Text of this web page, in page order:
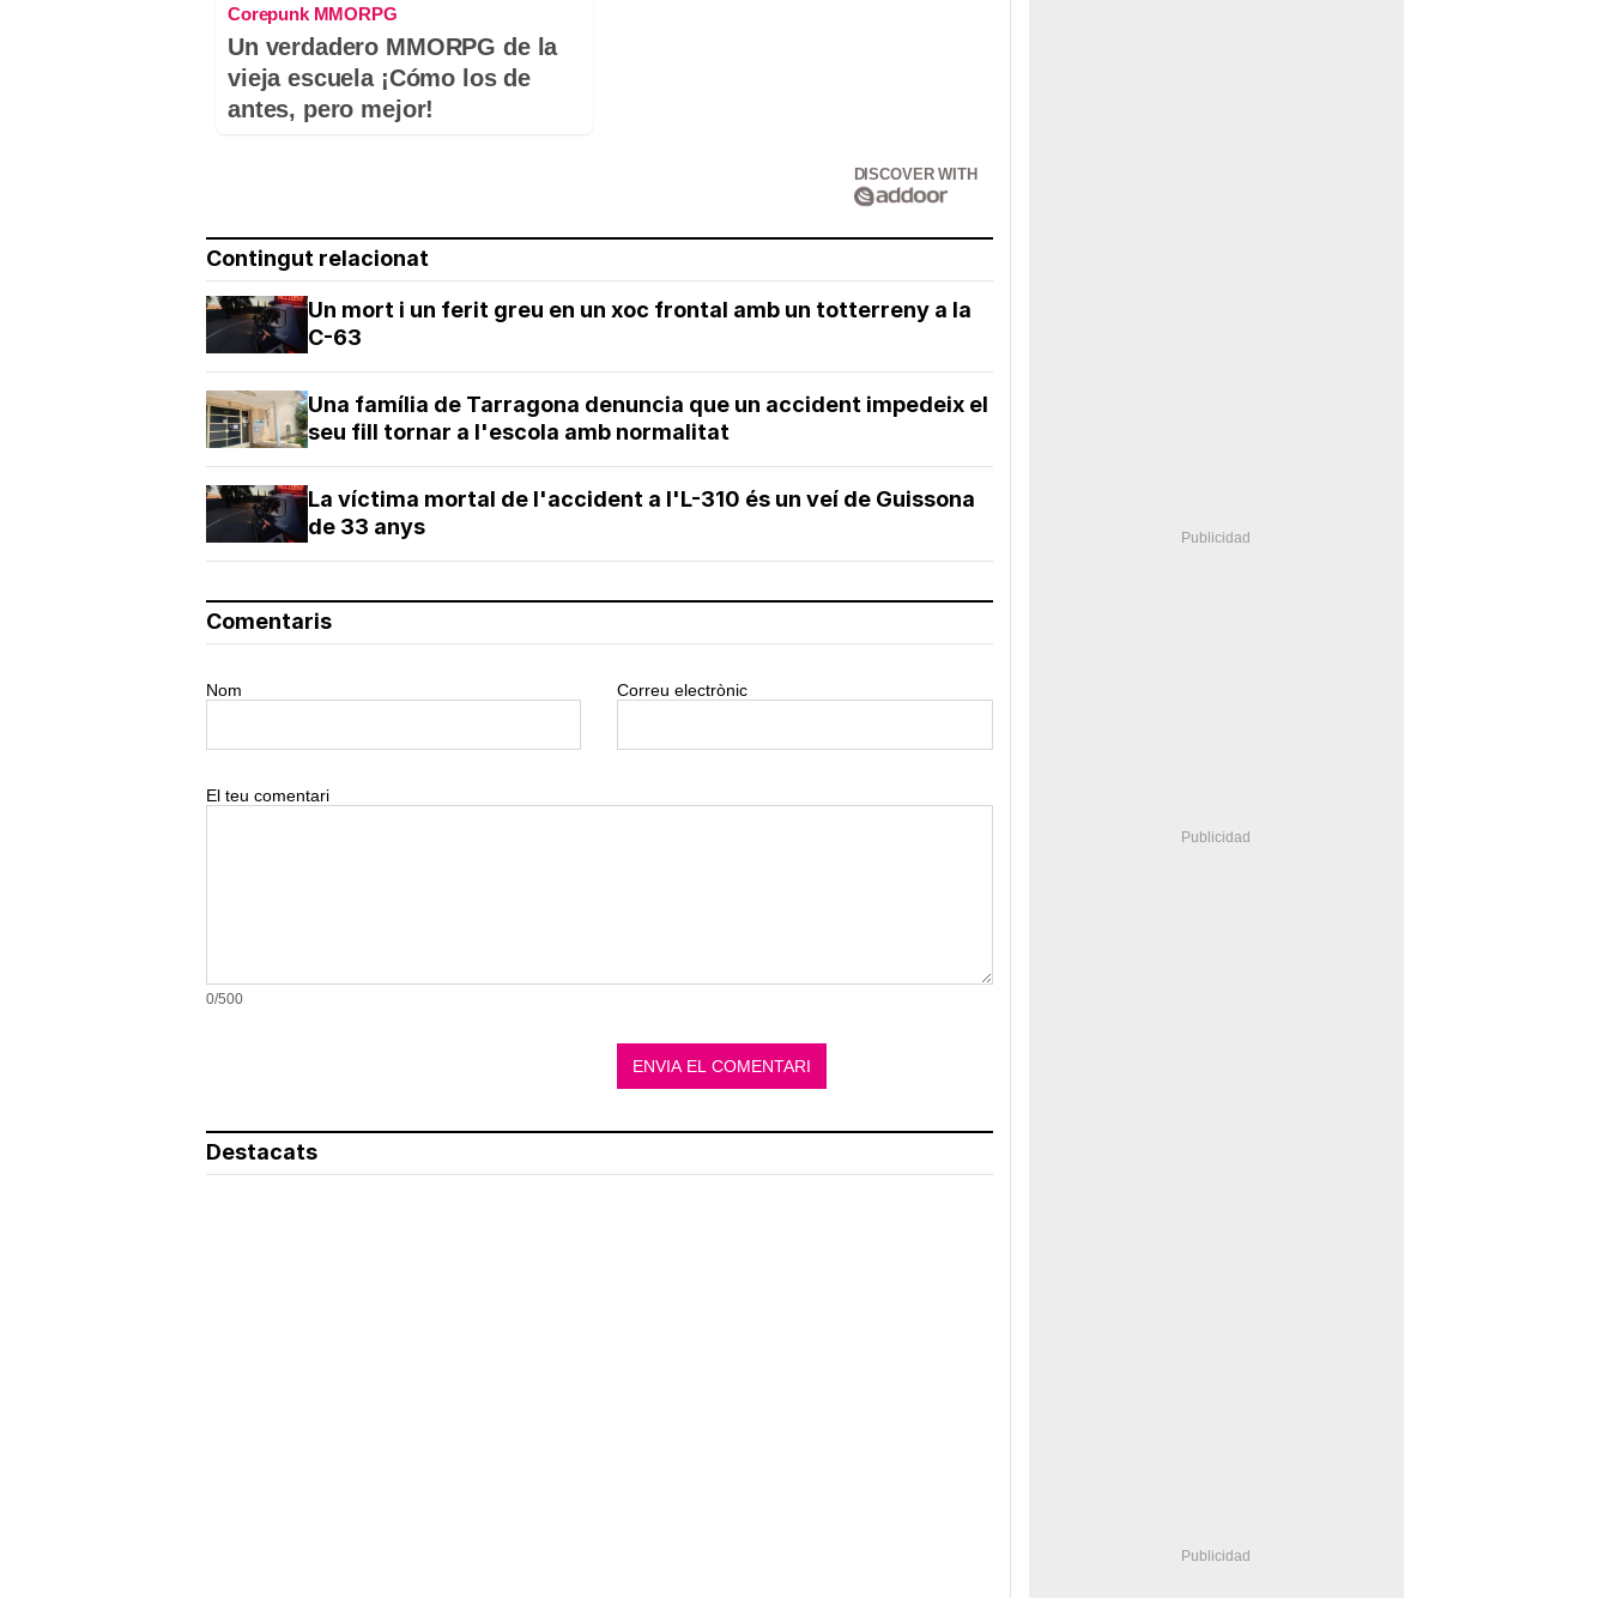
Corepunk MMORPG
Un verdadero MMORPG de la
vieja escuela ¡Cómo los de
antes, pero mejor!
DISCOVER WITH
Contingut relacionat
Un mort i un ferit greu en un xoc frontal amb un totterreny a la
C-63
Una família de Tarragona denuncia que un accident impedeix el
seu fill tornar a l'escola amb normalitat
La víctima mortal de l'accident a l'L-310 és un veí de Guissona
de 33 anys
Comentaris
Nom Correu electrònic
El teu comentari
0/500
Destacats